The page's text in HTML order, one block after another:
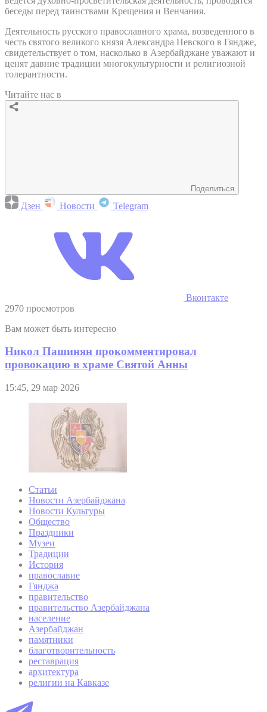
беседы перед таинствами Крещения и Венчания.
Деятельность русского православного храма, возведенного в
честь святого великого князя Александра Невского в Гяндже,
свидетельствует о том, насколько в Азербайджане уважают и
ценят давние традиции многокультурности и религиозной
толерантности.
Читайте нас в
Поделиться
Дзен Новости Telegram
Вконтакте
2970 просмотров
Вам может быть интересно
Никол Пашинян прокомментировал
провокацию в храме Святой Анны
15:45, 29 мар 2026
Статьи
Новости Азербайджана
Новости Культуры
Общество
Праздники
Музеи
Традиции
История
православие
Гянджа
правительство
правительство Азербайджана
население
Азербайджан
памятники
благотворительность
реставрация
архитектура
религии на Кавказе